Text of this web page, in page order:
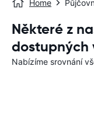
Home
Některé z
dostupných
Nabízíme srovnání